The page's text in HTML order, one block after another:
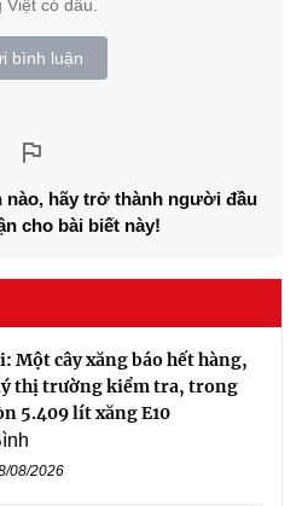
Việt có dấu.
bình luận
nào, hãy trở thành người đầu
cho bài biết này!
Một cây xăng báo hết hàng,
thị trường kiểm tra, trong
5.409 lít xăng E10
08/2026